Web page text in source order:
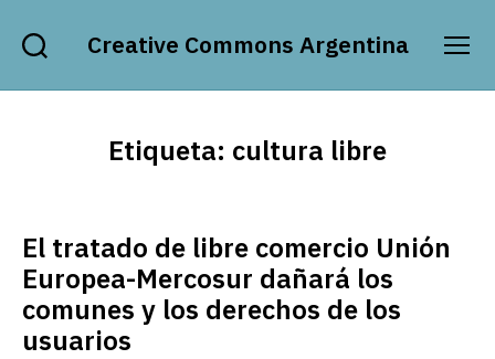
Creative Commons Argentina
Etiqueta: cultura libre
El tratado de libre comercio Unión
Europea-Mercosur dañará los
comunes y los derechos de los
usuarios